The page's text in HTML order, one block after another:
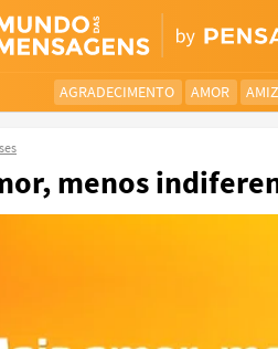
AGRADECIMENTO AMOR
menos